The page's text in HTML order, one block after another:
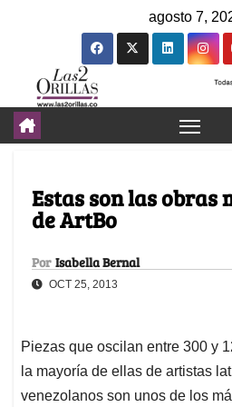
agosto 7,
Estas son las obras
de ArtBo
Por Isabella Bernal
OCT 25, 2013
Piezas que oscilan entre 300 y
la mayoría de ellas de artistas
venezolanos son unos de los